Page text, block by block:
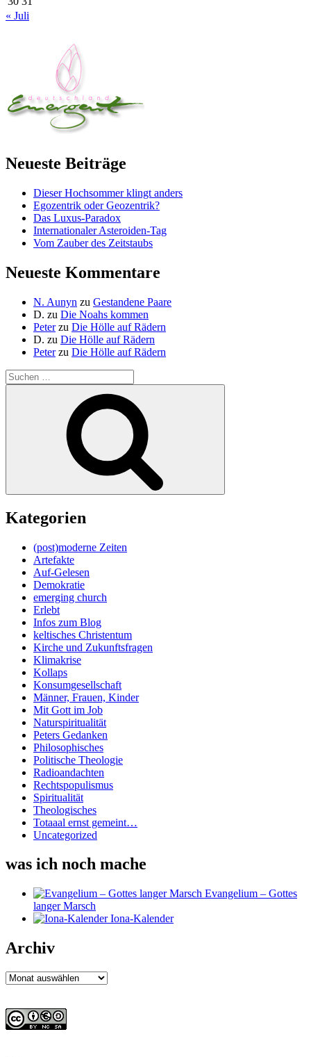
« Juli
Neueste Beiträge
Dieser Hochsommer klingt anders
Egozentrik oder Geozentrik?
Das Luxus-Paradox
Internationaler Asteroiden-Tag
Vom Zauber des Zeitstaubs
Neueste Kommentare
N. Aunyn zu Gestandene Paare
D. zu Die Noahs kommen
Peterzu Die Hölle auf Rädern
D. zu Die Hölle auf Rädern
Peterzu Die Hölle auf Rädern
Suche
nach:
Kategorien
(post)moderne Zeiten
Artefakte
Auf-Gelesen
Demokratie
emerging church
Erlebt
Infos zum Blog
keltisches Christentum
Kirche und Zukunftsfragen
Klimakrise
Kollaps
Konsumgesellschaft
Männer, Frauen, Kinder
Mit Gott im Job
Naturspiritualität
Peters Gedanken
Philosophisches
Politische Theologie
Radioandachten
Rechtspopulismus
Spiritualität
Theologisches
Totaaal ernst gemeint…
Uncategorized
was ich noch mache
Evangelium – Gottes
langer Marsch
Iona-Kalender
Archiv
Archiv